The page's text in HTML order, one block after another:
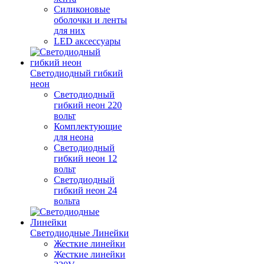
Силиконовые
оболочки и ленты
для них
LED аксессуары
Светодиодный гибкий
неон
Светодиодный
гибкий неон 220
вольт
Комплектующие
для неона
Светодиодный
гибкий неон 12
вольт
Светодиодный
гибкий неон 24
вольта
Светодиодные Линейки
Жесткие линейки
Жесткие линейки